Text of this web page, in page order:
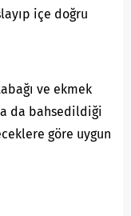
içe doğru
ve ekmek
da bahsedildiği
göre uygun